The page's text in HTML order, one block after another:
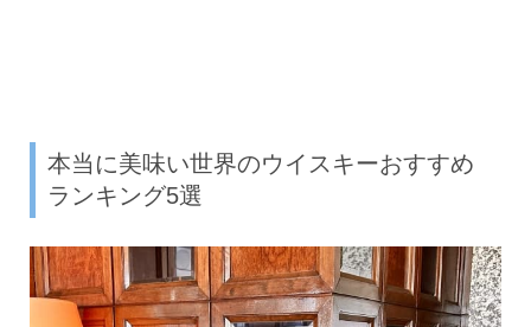
本当に美味い世界のウイスキーおすすめ
ランキング5選